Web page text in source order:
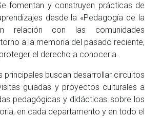
fomentan y construyen prácticas de
desde la «Pedagogía de la
relación con las comunidades
a la memoria del pasado reciente,
el derecho a conocerla.
principales buscan desarrollar circuitos
guiadas y proyectos culturales a
pedagógicas y didácticas sobre los
en cada departamento y en todo el